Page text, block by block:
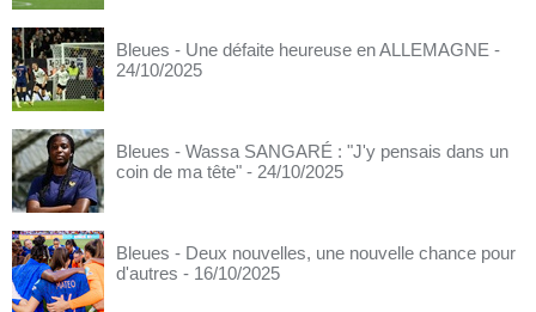
Bleues - Une défaite heureuse en ALLEMAGNE -
24/10/2025
Bleues - Wassa SANGARÉ : "J'y pensais dans un
coin de ma tête" - 24/10/2025
Bleues - Deux nouvelles, une nouvelle chance pour
d'autres - 16/10/2025